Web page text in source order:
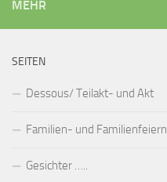
MEHR
SEITEN
Dessous/ Teilakt- und Akt
Familien- und Familienfeiern
Gesichter …..